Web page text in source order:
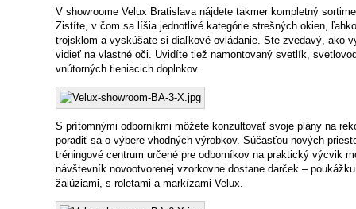
V showroome Velux Bratislava nájdete takmer kompletný
Zistíte, v čom sa líšia jednotlivé kategórie strešných okien,
trojsklom a vyskúšate si diaľkové ovládanie. Ste zvedavý, ako
vidieť na vlastné oči. Uvidíte tiež namontovaný svetlík,
vnútorných tieniacich doplnkov.
S prítomnými odborníkmi môžete konzultovať svoje plány na
poradiť sa o výbere vhodných výrobkov. Súčasťou nových
tréningové centrum určené pre odborníkov na praktický výcvik
návštevník novootvorenej vzorkovne dostane darček –
žalúziami, s roletami a markízami Velux.